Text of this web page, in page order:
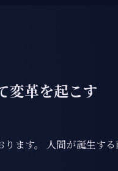
変革を起こす
ます。 人間が誕生